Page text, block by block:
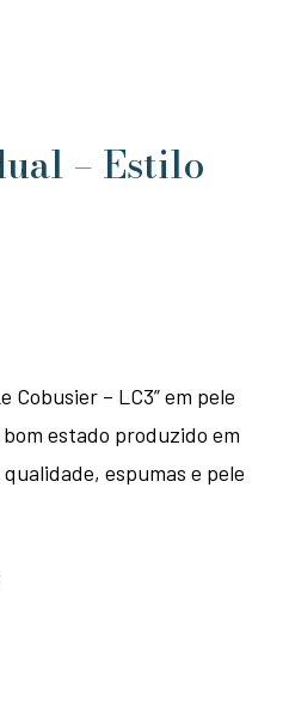
– Estilo
Cobusier – LC3” em pele
estado produzido em
espumas e pele